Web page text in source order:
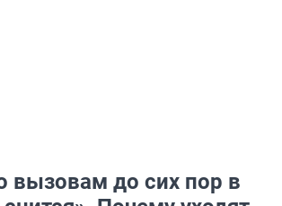
вызовам до сих пор в